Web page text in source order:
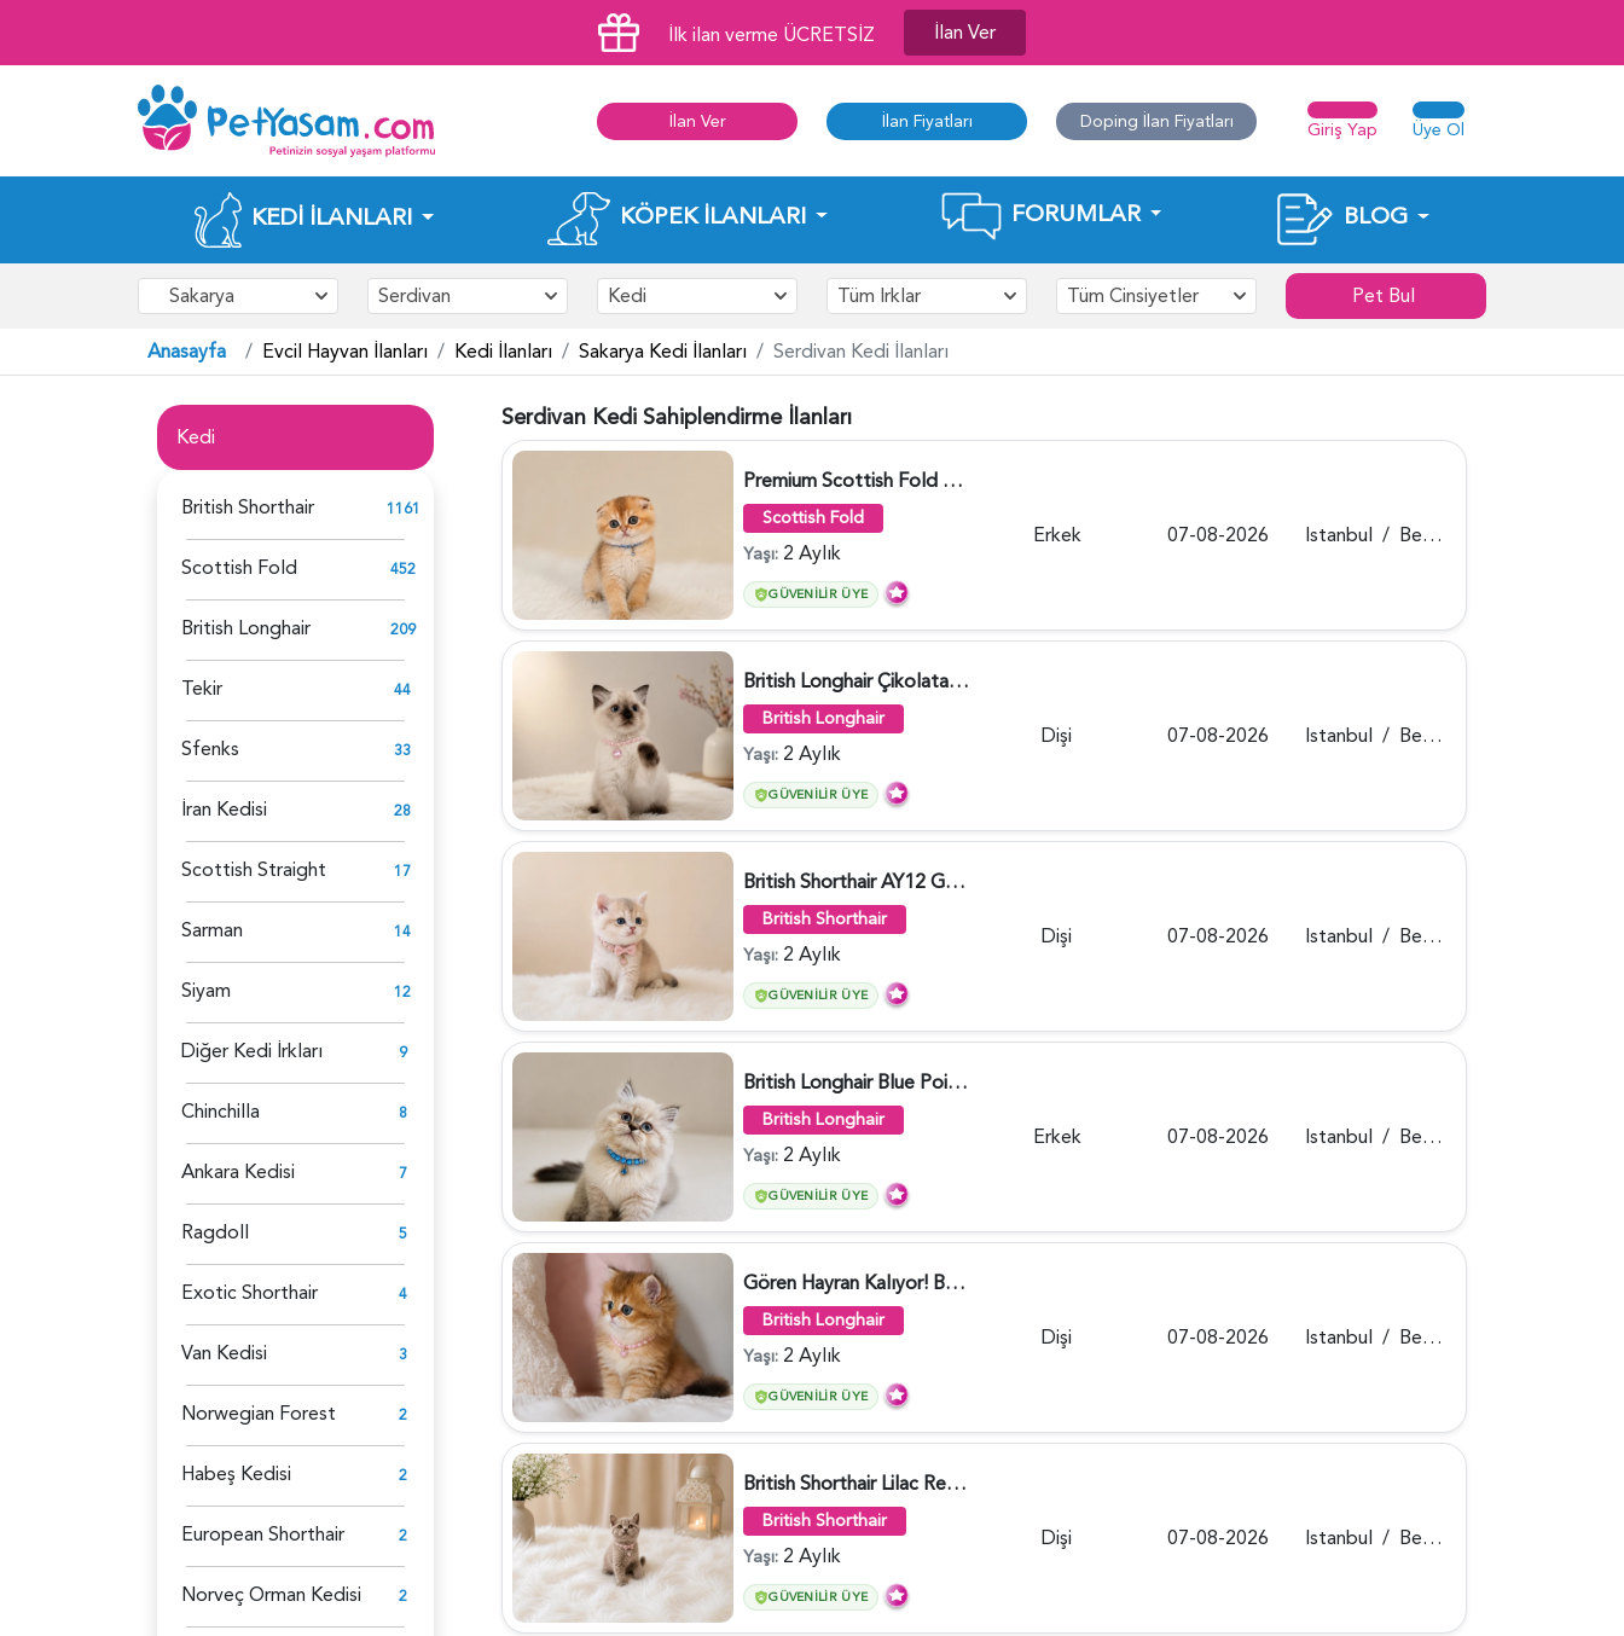
İlk ilan verme ÜCRETSİZ İlan Ver
İlan Ver İlan Fiyatları Doping İlan Fiyatları Giriş Yap Üye Ol
KEDI İLANLARI KÖPEK İLANLARI FORUMLAR BLOG
Sakarya Serdivan Kedi Tüm Irklar Tüm Cinsiyetler Pet Bul
Anasayfa Evcil Hayvan İlanları Kedi İlanları Sakarya Kedi İlanları Serdivan Kedi İlanları
Kedi
British Shorthair 1161
Scottish Fold 452
British Longhair 209
Tekir 44
Sfenks 33
İran Kedisi 28
Scottish Straight 17
Sarman 14
Siyam 12
Diğer Kedi İrkları 9
Chinchilla 8
Ankara Kedisi 7
Ragdoll 5
Exotic Shorthair 4
Van Kedisi 3
Norwegian Forest 2
Habeş Kedisi 2
European Shorthair 2
Norveç Orman Kedisi 2
Serdivan Kedi Sahiplendirme İlanları
Premium Scottish Fold Golden Yavru - 6400
Scottish Fold
Yaşı: 2 Aylık
GÜVENILIR ÜYE
Erkek 07-08-2026 Istanbul / Beykoz
British Longhair Çikolatalı Sütlü Dişi Yavrumuz - 6347
British Longhair
Yaşı: 2 Aylık
GÜVENILIR ÜYE
Dişi 07-08-2026 Istanbul / Beykoz
British Shorthair AY12 Güzel Kızımız - 6349
British Shorthair
Yaşı: 2 Aylık
GÜVENILIR ÜYE
Dişi 07-08-2026 Istanbul / Beykoz
British Longhair Blue Point Erkek Pofuduk Yavrumuz - 6348
British Longhair
Yaşı: 2 Aylık
GÜVENILIR ÜYE
Erkek 07-08-2026 Istanbul / Beykoz
Gören Hayran Kalıyor! British Longhair Golden Dişi - 6345
British Longhair
Yaşı: 2 Aylık
GÜVENILIR ÜYE
Dişi 07-08-2026 Istanbul / Beykoz
British Shorthair Lilac Renk Dişi Yavrumuz - 4646
British Shorthair
Yaşı: 2 Aylık
GÜVENILIR ÜYE
Dişi 07-08-2026 Istanbul / Beykoz